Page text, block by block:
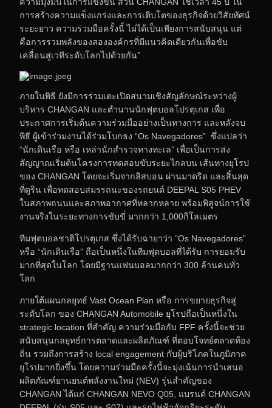
ความมุ่งมั่นในการแข่งขัน ส่วน CHANGAN ใช้เวลา 45 ปี ใน
การสร้างความแข็งแกร่งและการเติบโตของธุรกิจด้วยวิสัยทัศน์
ระยะยาว ความร่วมมือครั้งนี้ ไม่ได้เป็นเพียงการสนับสนุน แต่
คือการรวมพลังของสององค์กรที่มีแนวคิดเดียวกันเพื่อขับ
เคลื่อนสู่เวทีระดับโลกไปด้วยกัน”
ภายในพิธี ยังมีการร่วมเตะเปิดสนามเชิงสัญลักษณ์ระหว่างผู้
บริหาร CHANGAN และตำนานนักฟุตบอลโปรตุเกส เพื่อ
ประกาศการเริ่มต้นความร่วมมืออย่างเป็นทางการ และหลังจบ
พิธี ผู้เข้าร่วมงานได้ร่วมโบกธง “Os Navegadores” ซึ่งแปลว่า
“นักเดินเรือ หรือ เหล่านักสำรวจทางทะเล” เพื่อเป็นการส่ง
สัญญาณเริ่มต้นโครงการทดสอบขับระยะไกลบน เส้นทางยุโรป
ของ CHANGAN โดยจะเริ่มจากลิสบอน ผ่านมาดริด และสิ้นสุด
ที่ตูริน เพื่อทดสอบสมรรถนะของรถยนต์ DEEPAL S05 PHEV
ในสภาพถนนและสภาพอากาศที่หลากหลาย พร้อมพิสูจน์การใช้
งานจริงในระยะทางการขับขี่ มากกว่า 1,000กิโลเมตร
ทีมฟุตบอลชาติโปรตุเกส ซึ่งได้รับฉายาว่า “Os Navegadores”
หรือ “นักเดินเรือ” ถือเป็นหนึ่งในทีมฟุตบอลที่ได้รับ การยอมรับ
มากที่สุดในโลก โดยมีฐานแฟนบอลมากกว่า 300 ล้านคนทั่ว
โลก
ภายใต้แผนกลยุทธ์ Vast Ocean Plan หรือ การขยายธุรกิจสู่
ระดับโลก ของ CHANGAN Automobile ยุโรปถือเป็นหนึ่งใน
strategic location ที่สำคัญ ความร่วมมือกับ FPF ครั้งนี้จะช่วย
สนับสนุนกลยุทธ์การตลาดและผลิตภัณฑ์ ที่ตอบโจทย์ตลาดท้อง
ถิ่น รวมถึงการสร้าง local engagement กับผู้บริโภคในภูมิภาค
ยุโรปมากยิ่งขึ้น โดยความร่วมมือครั้งนี้จะมุ่งเน้นการนำเสนอ
ผลิตภัณฑ์ยานยนต์พลังงานใหม่ (NEV) รุ่นสำคัญของ
CHANGAN ได้แก่ CHANGAN NEVO Q05, แบรนด์ CHANGAN